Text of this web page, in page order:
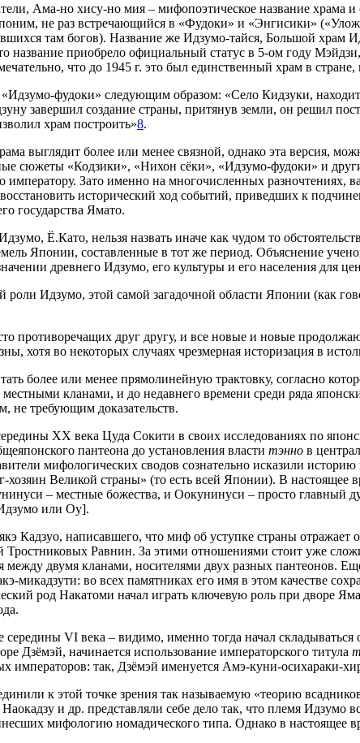
Ама-но хису-но мия – мифопоэтическое название храма и
не раз встречающийся в «Фудоки» и «Энгисики»
там богов). Название же Идзумо-тайся, Большой храм
название приобрело официальный статус в 5-ом году
что до 1945 г. это был единственный храм в
«Идзумо-фудоки» следующим образом: «Село Кидзуки,
завершил создание страны, притянув земли, он решил
храм построить»8.
выглядит более или менее связной, однако эта версия,
сюжеты «Кодзики», «Нихон сёки», «Идзумо-фудоки» и
Зато именно на многочисленных разночтениях,
исторический ход событий, приведших к
государства Ямато.
Ё.Като, нельзя назвать иначе как чудом то
Японии, составленные в тот же период. Объяснение
древнего Идзумо, его культуры и его населения для
Идзумо, этой самой загадочной области Японии (как
противоречащих друг другу, и все новые и новые
хотя во некоторых случаях чрезмерная историзация в
более или менее прямолинейную трактовку, согласно
кланами, и до недавнего времени среди ряда
не требующим доказательств.
ХХ века Цуда Сокити в своих исследованиях по
пантеона до установления власти тэнно в
мифологических сводов сознательно исказили
Великой страны» (то есть всей Японии). В настоящее
– местные божества, и Оокунинуси – просто главный
или Оу].
Кадзуо, написавшего, что миф об уступке страны
Равнин. За этими отношениями стоит уже
двумя кланами, носителями двух разных пантеонов.
микадзути: во всех памятниках его имя в этом качестве
род Накатоми начал играть ключевую роль при дворе
VI века – видимо, именно тогда начал
Дзёмэй, начинается использование императорского титула
императоров: так, Дзёмэй именуется Амэ-куни-осихараки-
к этой точке зрения так называемую «теорию
и др. представляли себе дело так, что племя Идзумо
мифологию номадического типа. Однако в настоящее